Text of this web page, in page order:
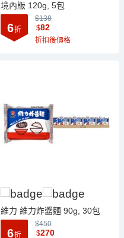
境內版 120g, 5包
6折
$138
$82
折扣後價格
維力 維力炸醬麵 90g, 30包
6折
$450
$270